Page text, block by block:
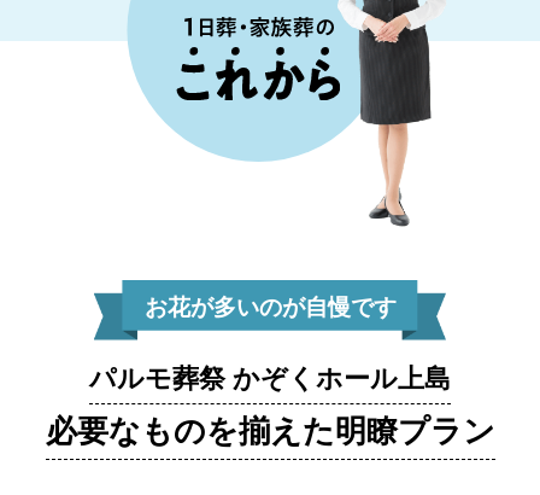
お花が多いのが自慢です
パルモ葬祭 かぞくホール上島
必要なものを揃えた明瞭プラン